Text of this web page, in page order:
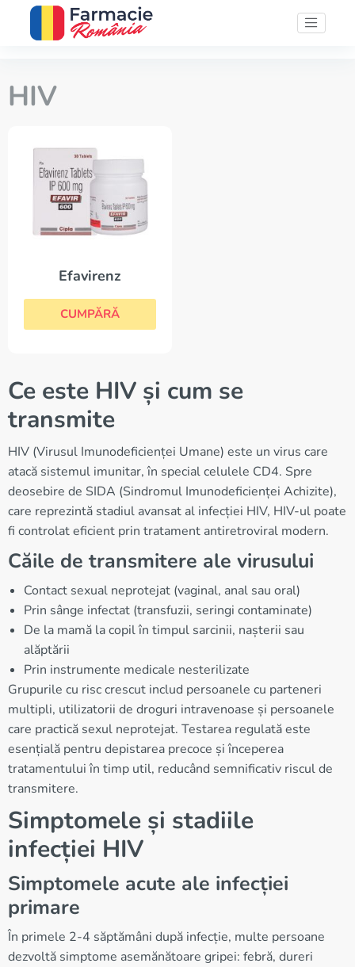
HIV
Efavirenz
CUMPĂRĂ
Ce este HIV și cum se
transmite
HIV (Virusul Imunodeficienței Umane) este un virus care
atacă sistemul imunitar, în special celulele CD4. Spre
deosebire de SIDA (Sindromul Imunodeficienței Achizite),
care reprezintă stadiul avansat al infecției HIV, HIV-ul poate
fi controlat eficient prin tratament antiretroviral modern.
Căile de transmitere ale virusului
Contact sexual neprotejat (vaginal, anal sau oral)
Prin sânge infectat (transfuzii, seringi contaminate)
De la mamă la copil în timpul sarcinii, nașterii sau
alăptării
Prin instrumente medicale nesterilizate
Grupurile cu risc crescut includ persoanele cu parteneri
multipli, utilizatorii de droguri intravenoase și persoanele
care practică sexul neprotejat. Testarea regulată este
esențială pentru depistarea precoce și începerea
tratamentului în timp util, reducând semnificativ riscul de
transmitere.
Simptomele și stadiile
infecției HIV
Simptomele acute ale infecției
primare
În primele 2-4 săptămâni după infecție, multe persoane
dezvoltă simptome asemănătoare gripei: febră, dureri